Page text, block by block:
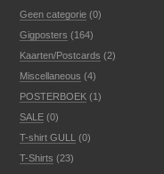
Geen categorie (0)
Gigposters (164)
Kaarten/Postcards (2)
Miscellaneous (4)
POSTERBOEK (1)
SALE (0)
T-shirt GULL
(0)
T-Shirts (23)